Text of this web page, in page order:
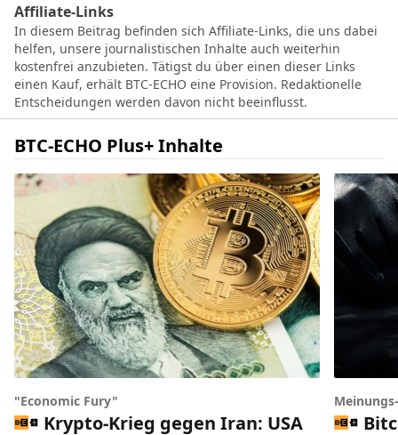
Affiliate-Links
In diesem Beitrag befinden sich Affiliate-Links, die uns dabei
helfen, unsere journalistischen Inhalte auch weiterhin
kostenfrei anzubieten. Tätigst du über einen dieser Links
einen Kauf, erhält BTC-ECHO eine Provision. Redaktionelle
Entscheidungen werden davon nicht beeinflusst.
BTC-ECHO Plus+ Inhalte
"Economic Fury"
Krypto-Krieg gegen Iran: USA